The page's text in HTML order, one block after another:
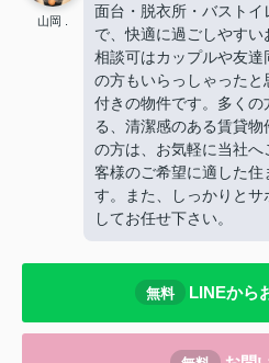
山岡 .
面台・脱衣所・バスト
で、快適に過ごしやす
相談可はカップルや友
の方もいらっしゃった
付きの物件です。多く
る、清潔感のある賃貸
の方は、お気軽に当社
客様のご希望に適した住
す。また、しっかりと
してお任せ下さい。
無料 LINEから